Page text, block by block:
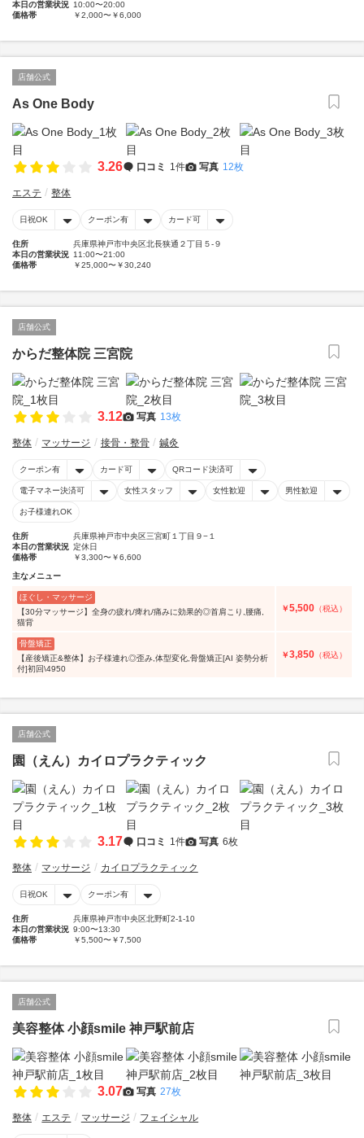
本日の営業状況 10:00〜20:00
価格帯
￥2,000〜￥6,000
店舗公式
As One Body
3.26 口コミ 1件 写真 12枚
エステ 整体
日祝OK クーポン有 カード可
住所
兵庫県神戸市中央区北長狭通２丁目５-９
本日の営業状況 11:00〜21:00
価格帯
￥25,000〜￥30,240
店舗公式
からだ整体院 三宮院
3.12 写真 13枚
整体 マッサージ 接骨・整骨 鍼灸
クーポン有 カード可 QRコード決済可
電子マネー決済可 女性スタッフ 女性歓迎 男性歓迎
お子様連れOK
住所
兵庫県神戸市中央区三宮町１丁目９−１
本日の営業状況 定休日
価格帯
￥3,300〜￥6,600
主なメニュー
ほぐし・マッサージ
【30分マッサージ】全身の疲れ/痺れ/痛みに効果的◎首肩こり,腰痛,
猫背
￥5,500 （税込）
骨盤矯正
【産後矯正&整体】お子様連れ◎歪み,体型変化,骨盤矯正[AI 姿勢分析
付]初回\4950
￥3,850 （税込）
店舗公式
園（えん）カイロプラクティック
3.17 口コミ 1件 写真 6枚
整体 マッサージ カイロプラクティック
日祝OK クーポン有
住所
兵庫県神戸市中央区北野町2-1-10
本日の営業状況 9:00〜13:30
価格帯
￥5,500〜￥7,500
店舗公式
美容整体 小顔smile 神戸駅前店
3.07 写真 27枚
整体 エステ マッサージ フェイシャル